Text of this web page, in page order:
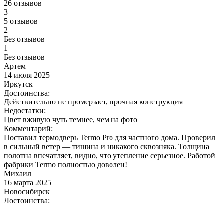
26 отзывов
3
5 отзывов
2
Без отзывов
1
Без отзывов
Артем
14 июля 2025
Иркутск
Достоинства:
Действительно не промерзает, прочная конструкция
Недостатки:
Цвет вживую чуть темнее, чем на фото
Комментарий:
Поставил термодверь Termo Pro для частного дома. Проверил
в сильный ветер — тишина и никакого сквозняка. Толщина
полотна впечатляет, видно, что утепление серьезное. Работой
фабрики Termo полностью доволен!
Михаил
16 марта 2025
Новосибирск
Достоинства: